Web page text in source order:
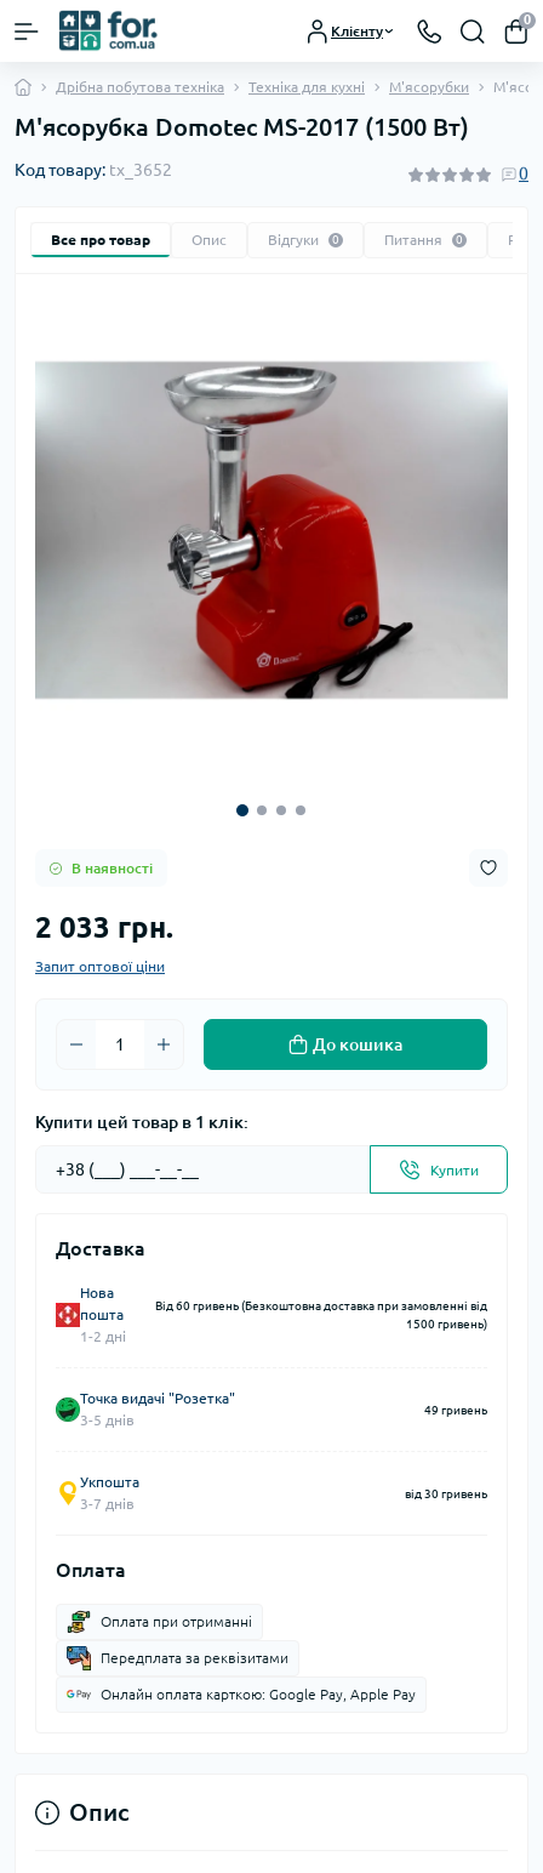
Клієнту
0
Дрібна побутова техніка Техніка для кухні М'ясорубки
М'ясорубка Domotec MS-2017 (1500 Вт)
Код товару: tx_3652 0
Все про товар Опис Відгуки 0 Питання 0
В наявності
2 033 грн.
Запит оптової ціни
До кошика
Купити цей товар в 1 клік:
Купити
Доставка
Нова
пошта
1-2 дні
Від 60 гривень (Безкоштовна доставка при замовленні від
1500 гривень)
Точка видачі "Розетка"
3-5 днів
49 гривень
Укпошта
3-7 днів
від 30 гривень
Оплата
Оплата при отриманні
Передплата за реквізитами
Онлайн оплата карткою: Google Pay, Apple Pay
Опис